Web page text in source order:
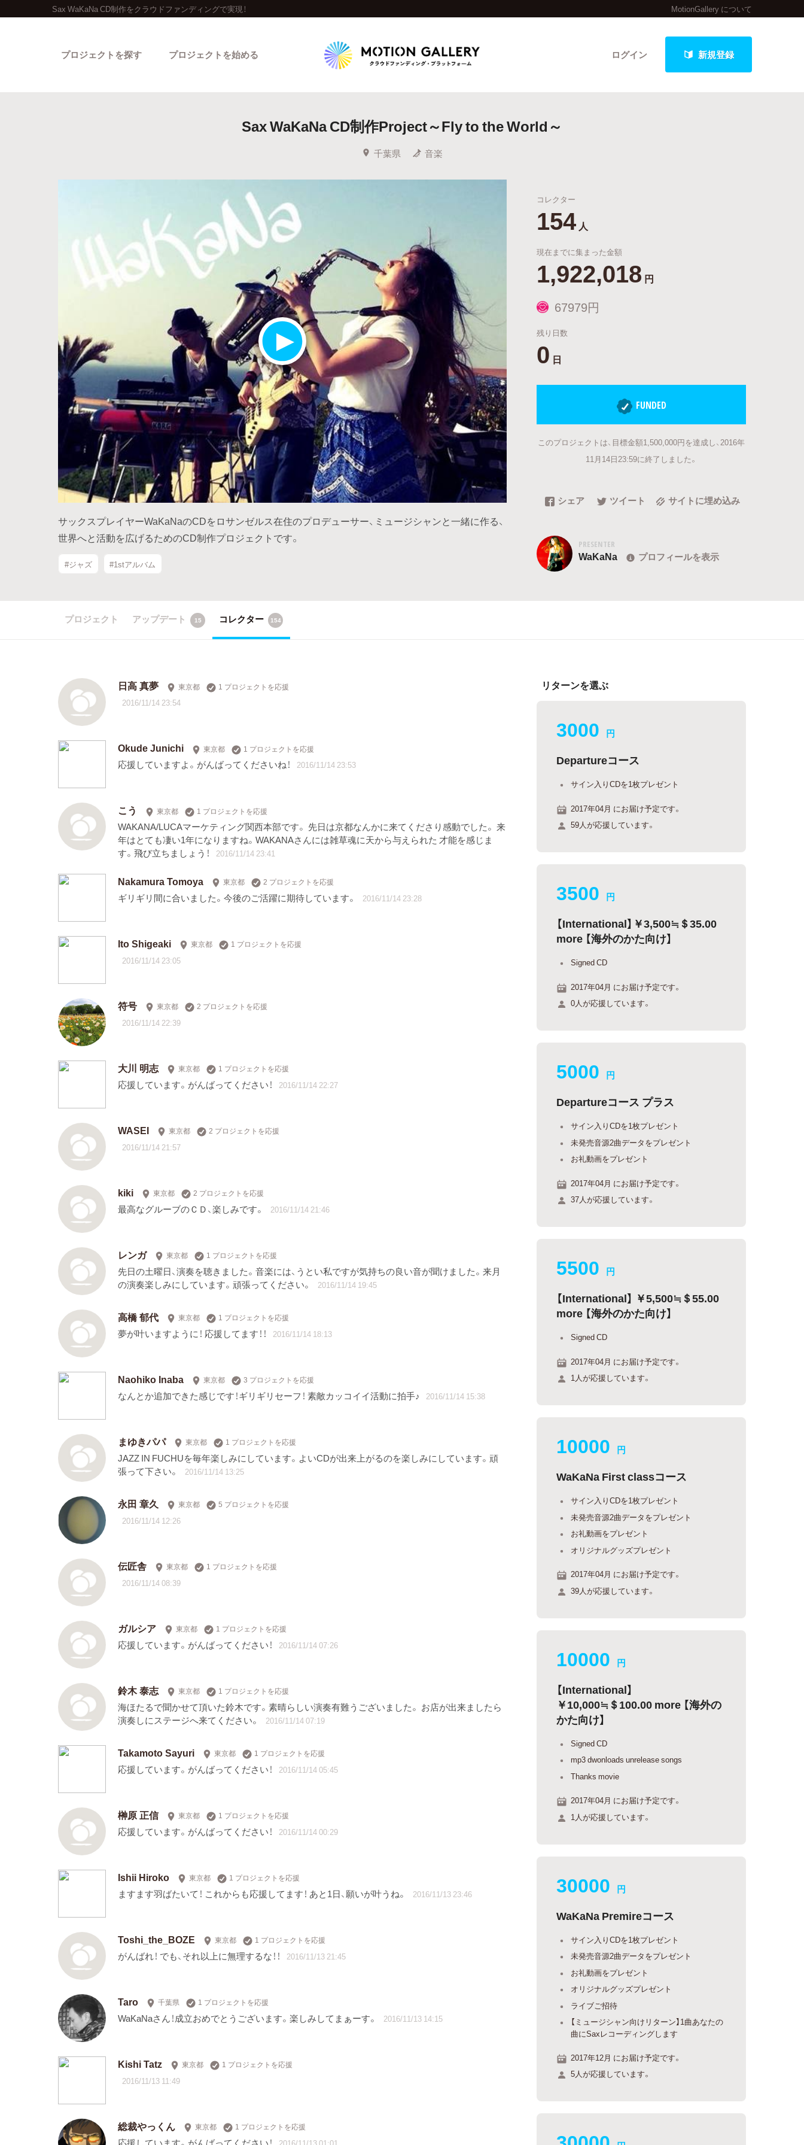
Sax WaKaNa CD制作をクラウドファンディングで実現！ MotionGallery について
ログイン 新規登録
プロジェクトを探す
人気のプロジェクト 新着プロジェクト 終了間近のプロジェクト
Feature
カテゴリーから探す タグから探す 最新進捗報告から探す
Legendary
最新達成プロジェクト 調達額が大きいプロジェクト
プロジェクトを始める
Sax WaKaNa CD制作Project～Fly to the World～
千葉県 音楽
サックスプレイヤーWaKaNaのCDをロサンゼルス在住のプロデューサー、ミュージシャンと一緒に作る、
世界へと活動を広げるためのCD制作プロジェクトです。
#ジャズ #1stアルバム
コレクター
154 人
現在までに集まった金額
1,922,018 円
67979円
残り日数
0 日
FUNDED
このプロジェクトは、目標金額1,500,000円を達成し、2016年
11月14日23:59に終了しました。
シェア ツイート サイトに埋め込み
PRESENTER
WaKaNa プロフィールを表示
プロジェクト アップデート 15 コレクター 154
日高 真夢 東京都 1 プロジェクトを応援
2016/11/14 23:54
Okude Junichi 東京都 1 プロジェクトを応援
応援していますよ。がんばってくださいね！ 2016/11/14 23:53
こう 東京都 1 プロジェクトを応援
WAKANA/LUCAマーケティング関西本部です。 先日は京都なんかに来てくださり感動でした。 来
年はとても凄い1年になりますね。WAKANAさんには雑草魂に天から与えられた 才能を感じま
す。飛び立ちましょう！
2016/11/14 23:41
Nakamura Tomoya 東京都 2 プロジェクトを応援
ギリギリ間に合いました。今後のご活躍に期待しています。 2016/11/14 23:28
Ito Shigeaki 東京都 1 プロジェクトを応援
2016/11/14 23:05
符号 東京都 2 プロジェクトを応援
2016/11/14 22:39
大川 明志 東京都 1 プロジェクトを応援
応援しています。がんばってください！ 2016/11/14 22:27
WASEI 東京都 2 プロジェクトを応援
2016/11/14 21:57
kiki 東京都 2 プロジェクトを応援
最高なグルーブのＣＤ、楽しみです。 2016/11/14 21:46
レンガ 東京都 1 プロジェクトを応援
先日の土曜日、演奏を聴きました。音楽には、うとい私ですが気持ちの良い音が聞けました。来月
の演奏楽しみにしています。頑張ってください。
2016/11/14 19:45
高橋 郁代 東京都 1 プロジェクトを応援
夢が叶いますように！ 応援してます！！ 2016/11/14 18:13
Naohiko Inaba 東京都 3 プロジェクトを応援
なんとか追加できた感じです！ギリギリセーフ！ 素敵カッコイイ活動に拍手♪ 2016/11/14 15:38
まゆきパパ 東京都 1 プロジェクトを応援
JAZZ IN FUCHUを毎年楽しみにしています。よいCDが出来上がるのを楽しみにしています。頑
張って下さい。
2016/11/14 13:25
永田 章久 東京都 5 プロジェクトを応援
2016/11/14 12:26
伝匠舎 東京都 1 プロジェクトを応援
2016/11/14 08:39
ガルシア 東京都 1 プロジェクトを応援
応援しています。がんばってください！ 2016/11/14 07:26
鈴木 泰志 東京都 1 プロジェクトを応援
海ほたるで聞かせて頂いた鈴木です。素晴らしい演奏有難うございました。 お店が出来ましたら
演奏しにステージへ来てください。
2016/11/14 07:19
Takamoto Sayuri 東京都 1 プロジェクトを応援
応援しています。がんばってください！ 2016/11/14 05:45
榊原 正信 東京都 1 プロジェクトを応援
応援しています。がんばってください！ 2016/11/14 00:29
Ishii Hiroko 東京都 1 プロジェクトを応援
ますます羽ばたいて！ これからも応援してます！ あと1日、願いが叶うね。 2016/11/13 23:46
Toshi_the_BOZE 東京都 1 プロジェクトを応援
がんばれ！ でも、それ以上に無理するな！！ 2016/11/13 21:45
Taro 千葉県 1 プロジェクトを応援
WaKaNaさん！成立おめでとうございます。楽しみしてまぁーす。 2016/11/13 14:15
Kishi Tatz 東京都 1 プロジェクトを応援
2016/11/13 11:49
総裁やっくん 東京都 1 プロジェクトを応援
応援しています。がんばってください！ 2016/11/13 01:01
リターンを選ぶ
3000 円
Departureコース
サイン入りCDを1枚プレゼント
2017年04月 にお届け予定です。
59人が応援しています。
3500 円
【International】￥3,500≒＄35.00
more 【海外のかた向け】
Signed CD
2017年04月 にお届け予定です。
0人が応援しています。
5000 円
Departureコース プラス
サイン入りCDを1枚プレゼント
未発売音源2曲データをプレゼント
お礼動画をプレゼント
2017年04月 にお届け予定です。
37人が応援しています。
5500 円
【International】 ￥5,500≒＄55.00
more 【海外のかた向け】
Signed CD
2017年04月 にお届け予定です。
1人が応援しています。
10000 円
WaKaNa First classコース
サイン入りCDを1枚プレゼント
未発売音源2曲データをプレゼント
お礼動画をプレゼント
オリジナルグッズプレゼント
2017年04月 にお届け予定です。
39人が応援しています。
10000 円
【International】
￥10,000≒＄100.00 more 【海外の
かた向け】
Signed CD
mp3 dwonloads unrelease songs
Thanks movie
2017年04月 にお届け予定です。
1人が応援しています。
30000 円
WaKaNa Premireコース
サイン入りCDを1枚プレゼント
未発売音源2曲データをプレゼント
お礼動画をプレゼント
オリジナルグッズプレゼント
ライブご招待
【ミュージシャン向けリターン】1曲あなたの
曲にSaxレコーディングします
2017年12月 にお届け予定です。
5人が応援しています。